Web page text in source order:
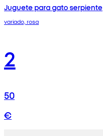
Juguete para gato serpiente
variado, rosa
2
50
€